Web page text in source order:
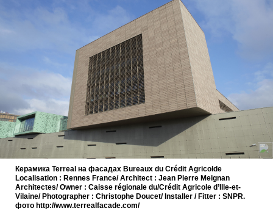
Керамика Terreal на фасадах Bureaux du Crédit Agricolde
Localisation : Rennes France/ Architect : Jean Pierre Meignan
Architectes/ Owner : Caisse régionale du/Crédit Agricole d’Ille-et-
Vilaine/ Photographer : Christophe Doucet/ Installer / Fitter : SNPR.
фото http://www.terrealfacade.com/